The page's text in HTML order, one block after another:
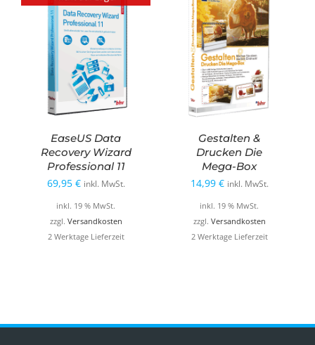
EaseUS Data
Recovery Wizard
Professional 11
69,95 € inkl. MwSt.
inkl. 19 % MwSt.
zzgl. Versandkosten
2 Werktage Lieferzeit
Gestalten &
Drucken Die
Mega-Box
14,99 € inkl. MwSt.
inkl. 19 % MwSt.
zzgl. Versandkosten
2 Werktage Lieferzeit